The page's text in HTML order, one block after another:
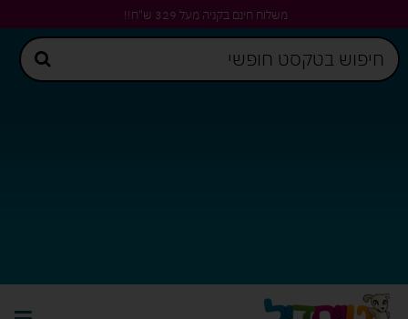
משלוח חינם בקניה מעל 329 ש"ח!!